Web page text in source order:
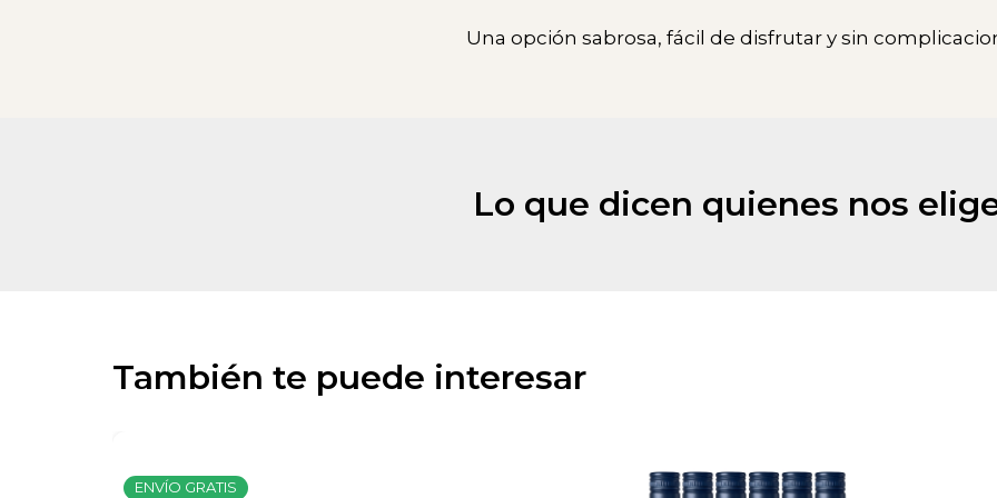
Una opción sabrosa, fácil de disfrutar y sin
Lo que dicen quienes nos
También te puede interesar
ENVÍO GRATIS